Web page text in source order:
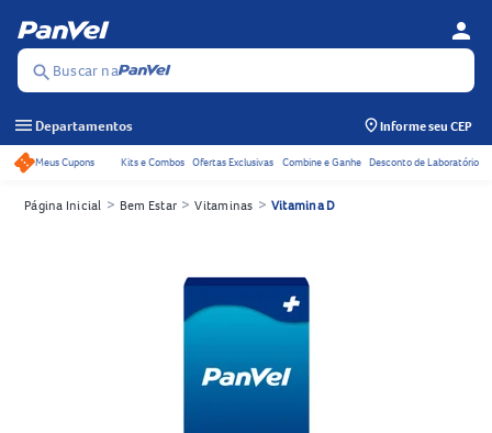
search Buscar na
person
menu Departamentos Informe seu CEP
Acessos rápidos do cabeçalho
Meus Cupons Kits e Combos Ofertas Exclusivas Combine e Ganhe Desconto de Laboratório
Página Inicial > Bem Estar > Vitaminas > Vitamina D